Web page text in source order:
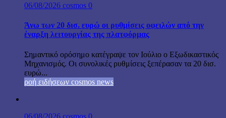
06/08/2026 cosmos 0
Άνω των 20 δισ. ευρώ οι ρυθμίσεις οφειλών από την
έναρξη λειτουργίας της πλατφόρμας
Σημαντικό ορόσημο κατέγραψε τον Ιούλιο ο Εξωδικαστικός
Μηχανισμός. Οι συνολικές ρυθμίσεις ξεπέρασαν τα 20 δισ.
ευρώ...
ροή ειδήσεων cosmos news
06/08/2026 cosmos 0